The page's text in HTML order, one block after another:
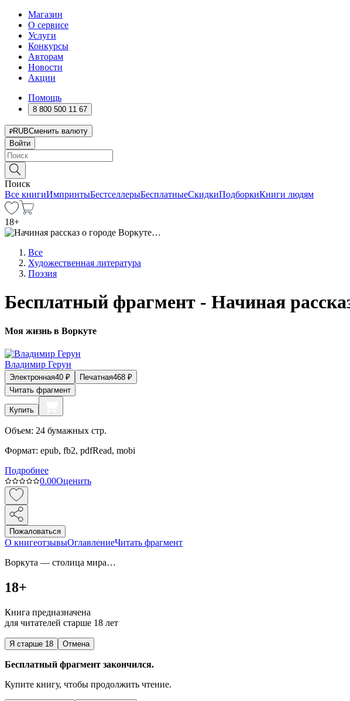
Магазин
О сервисе
Услуги
Конкурсы
Авторам
Новости
Акции
Помощь
8 800 500 11 67
RUBСменить валюту
Войти
Поиск
Все книгиИмпринтыБестселлерыБесплатныеСкидкиПодборкиКниги людям
18+
Все
Художественная литература
Поэзия
Бесплатный фрагмент - Начиная
Моя жизнь в Воркуте
Владимир Герун
Электронная40 ₽ Печатная468 ₽
Читать фрагмент
Купить
Объем: 24 бумажных стр.
Формат: epub, fb2, pdfRead, mobi
Подробнее
0.00Оценить
Пожаловаться
О книгеотзывыОглавлениеЧитать фрагмент
Воркута — столица мира…
18+
Книга предназначена
для читателей старше 18 лет
Я старше 18 Отмена
Бесплатный фрагмент закончился.
Купите книгу, чтобы продолжить чтение.